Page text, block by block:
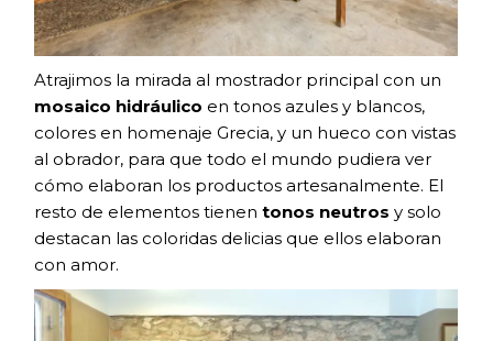
Atrajimos la mirada al mostrador principal con un
mosaico hidráulico en tonos azules y blancos,
colores en homenaje Grecia, y un hueco con vistas
al obrador, para que todo el mundo pudiera ver
cómo elaboran los productos artesanalmente. El
resto de elementos tienentonos neutros y solo
destacan las coloridas delicias que ellos elaboran
con amor.